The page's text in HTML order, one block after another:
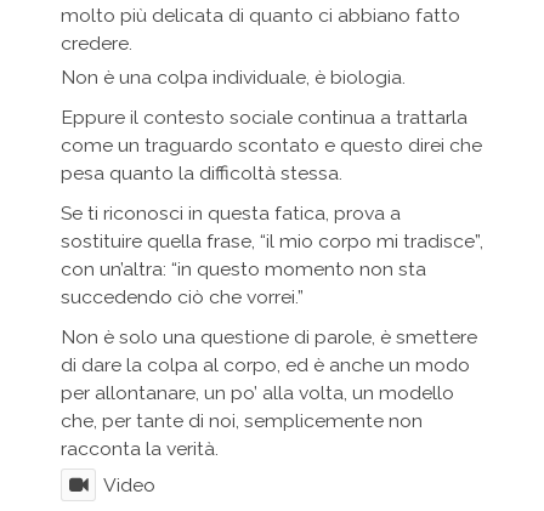
molto più delicata di quanto ci abbiano fatto
credere.
Non è una colpa individuale, è biologia.
Eppure il contesto sociale continua a trattarla
come un traguardo scontato e questo direi che
pesa quanto la difficoltà stessa.
Se ti riconosci in questa fatica, prova a
sostituire quella frase, “il mio corpo mi tradisce”,
con un’altra: “in questo momento non sta
succedendo ciò che vorrei.”
Non è solo una questione di parole, è smettere
di dare la colpa al corpo, ed è anche un modo
per allontanare, un po’ alla volta, un modello
che, per tante di noi, semplicemente non
racconta la verità.
Video